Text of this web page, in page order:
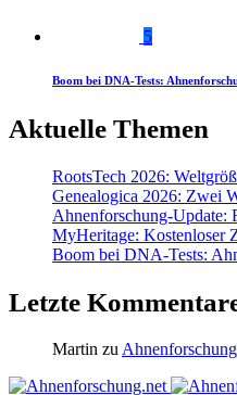
5
Boom bei DNA-Tests:
Aktuelle Themen
RootsTech 2026:
Genealogica 2026: Zwei
Ahnenforschung-Update:
MyHeritage: Kostenloser
Boom bei DNA-Tests:
Letzte
Martin zu